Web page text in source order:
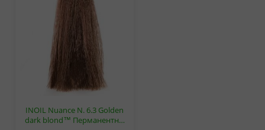
INOIL Nuance N. 6.3 Golden
dark blond™ Перманентн…